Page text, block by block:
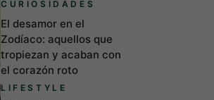
CURIOSIDADES
El desamor en el
Zodíaco: aquellos que
tropiezan y acaban con
el corazón roto
LIFESTYLE